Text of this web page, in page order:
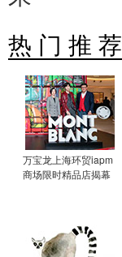
热 门 推 荐
万宝龙上海环贸iapm
商场限时精品店揭幕